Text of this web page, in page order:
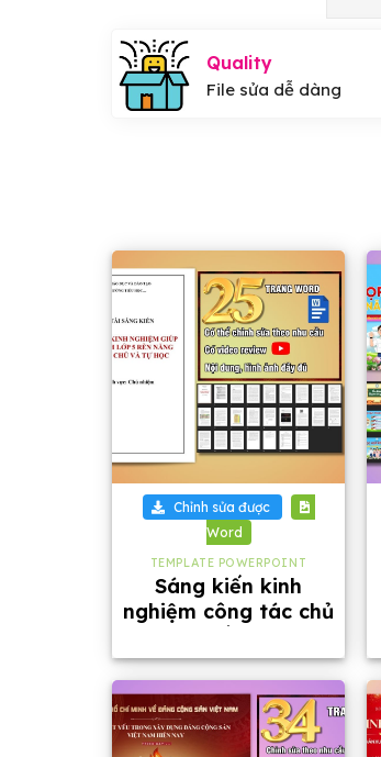
Quality
File sửa dễ dàng
+
Chỉnh sửa được
Word
TEMPLATE POWERPOINT
Sáng kiến kinh
nghiệm công tác chủ
2026